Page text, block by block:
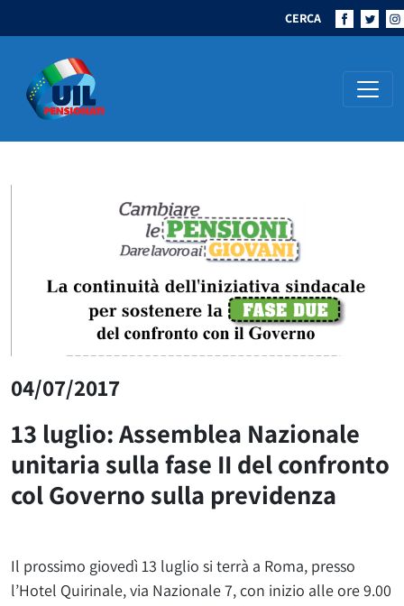
CERCA
Navigazione principale
04/07/2017
13 luglio: Assemblea Nazionale
unitaria sulla fase II del confronto
col Governo sulla previdenza
Il prossimo giovedì 13 luglio si terrà a Roma, presso
l’Hotel Quirinale, via Nazionale 7, con inizio alle ore 9.00